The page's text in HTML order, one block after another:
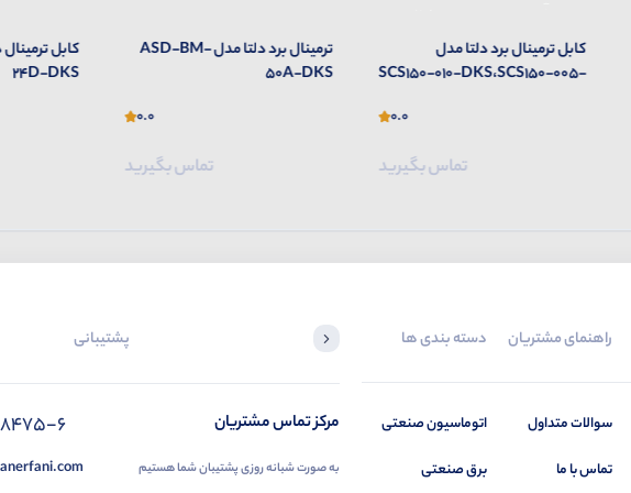
کابل ترمینال برد دلتا مدل
SCS150-010-DKS،SCS150-005-
0.0
تماس بگیرید
ترمینال برد دلتا مدل ASD-BM-
50A-DKS
0.0
تماس بگیرید
24D-DKS
راهنمای مشتریان
سوالات متداول
تماس با ما
دسته بندی ها
اتوماسیون صنعتی
برق صنعتی
پشتیبانی
مرکز تماس مشتریان
به صورت شبانه روزی پشتیبان شما هستیم
6